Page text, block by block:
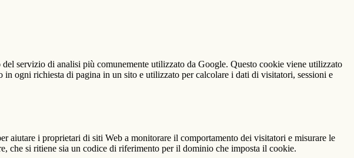
servizio di analisi più comunemente utilizzato da Google. Questo cookie viene utilizzato
ogni richiesta di pagina in un sito e utilizzato per calcolare i dati di visitatori, sessioni e
aiutare i proprietari di siti Web a monitorare il comportamento dei visitatori e misurare le
che si ritiene sia un codice di riferimento per il dominio che imposta il cookie.